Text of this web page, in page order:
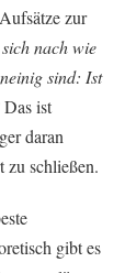
zur
nach wie
sind: Ist
Das ist
daran
zu schließen.
gibt es